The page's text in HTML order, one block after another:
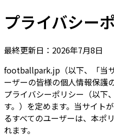
プライバシー
最終更新日：2026年7月8日
footballpark.jp（以下、「当
ーザーの皆様の個人情報保護
プライバシーポリシー（以下
す。）を定めます。当サイト
るすべてのユーザーは、本ポ
れます。